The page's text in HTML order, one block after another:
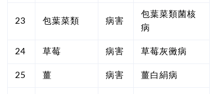
23 包葉菜類 病害
包葉菜類菌核
病
24 草莓 病害 草莓灰黴病
25 薑 病害 薑白絹病